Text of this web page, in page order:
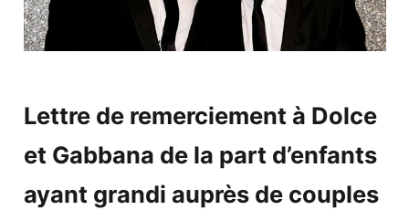
Lettre de remerciement à Dolce
et Gabbana de la part d’enfants
ayant grandi auprès de couples